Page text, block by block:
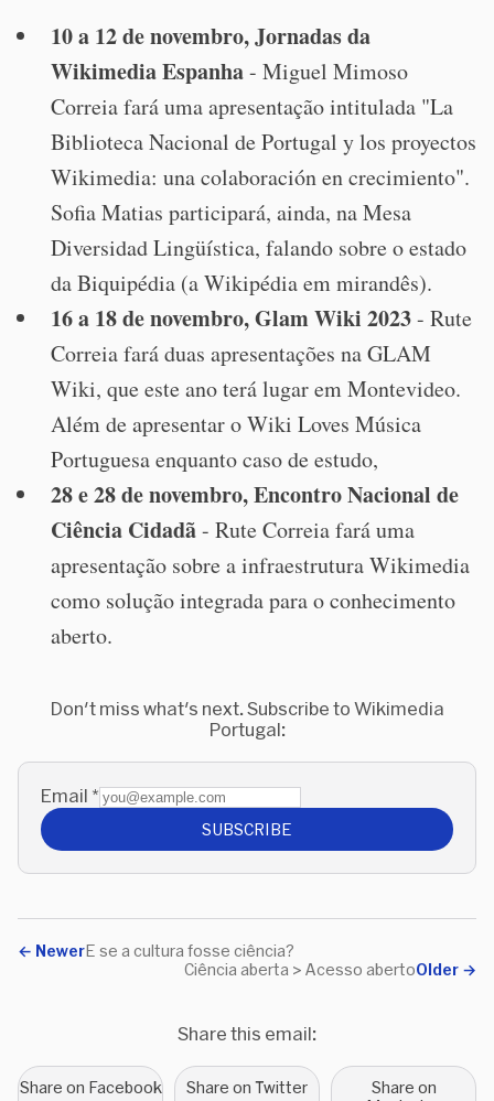
10 a 12 de novembro, Jornadas da
Wikimedia Espanha- Miguel Mimoso
Correia fará uma apresentação intitulada "La
Biblioteca Nacional de Portugal y los proyectos
Wikimedia: una colaboración en crecimiento".
Sofia Matias participará, ainda, na Mesa
Diversidad Lingüística, falando sobre o estado
da Biquipédia (a Wikipédia em mirandês).
16 a 18 de novembro, Glam Wiki 2023- Rute
Correia fará duas apresentações na GLAM
Wiki, que este ano terá lugar em Montevideo.
Além de apresentar o Wiki Loves Música
Portuguesa enquanto caso de estudo,
28 e 28 de novembro, Encontro Nacional de
Ciência Cidadã- Rute Correia fará uma
apresentação sobre a infraestrutura Wikimedia
como solução integrada para o conhecimento
aberto.
Don't miss what's next. Subscribe to Wikimedia
Portugal:
Email *
SUBSCRIBE
← NewerE se a cultura fosse ciência?
Older →
Ciência aberta > Acesso aberto
Share this email:
Share on Facebook Share on Twitter
Share on